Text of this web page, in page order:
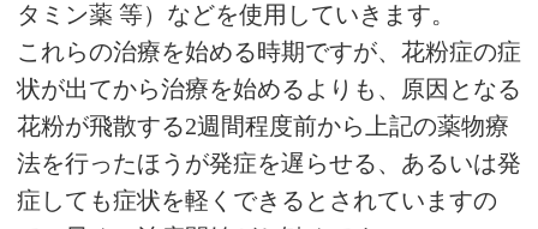
タミン薬 等）などを使用していきます。
これらの治療を始める時期ですが、花粉症の症
状が出てから治療を始めるよりも、原因となる
花粉が飛散する2週間程度前から上記の薬物療
法を行ったほうが発症を遅らせる、あるいは発
症しても症状を軽くできるとされていますの